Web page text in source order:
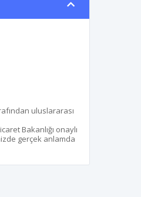
uluslararası
Bakanlığı onaylı
gerçek anlamda